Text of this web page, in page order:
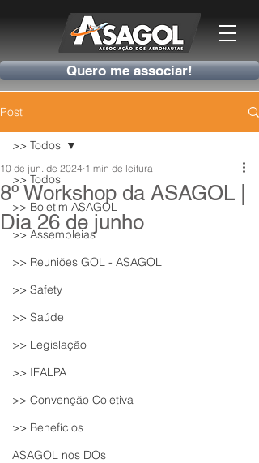
Quero me associar!
Post
>> Todos
>> Boletim ASAGOL
>> Assembleias
>> Reuniões GOL - ASAGOL
>> Safety
>> Saúde
>> Legislação
>> IFALPA
>> Convenção Coletiva
>> Benefícios
ASAGOL nos DOs
>> Todos
8º Workshop da ASAGOL |
Dia 26 de junho
10 de jun. de 2024 1 min de leitura